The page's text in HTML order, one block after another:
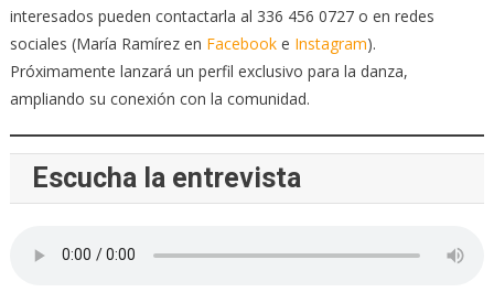
interesados pueden contactarla al 336 456 0727 o en redes
sociales (María Ramírez en Facebooke Instagram).
Próximamente lanzará un perfil exclusivo para la danza,
ampliando su conexión con la comunidad.
Escucha la entrevista